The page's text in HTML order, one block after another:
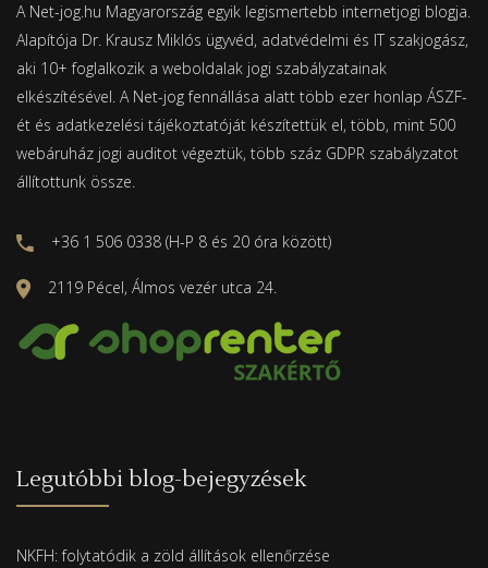
A Net-jog.hu Magyarország egyik legismertebb internetjogi blogja.
Alapítója Dr. Krausz Miklós ügyvéd, adatvédelmi és IT szakjogász,
aki 10+ foglalkozik a weboldalak jogi szabályzatainak
elkészítésével. A Net-jog fennállása alatt több ezer honlap ÁSZF-
ét és adatkezelési tájékoztatóját készítettük el, több, mint 500
webáruház jogi auditot végeztük, több száz GDPR szabályzatot
állítottunk össze.
+36 1 506 0338 (H-P 8 és 20 óra között)
2119 Pécel, Álmos vezér utca 24.
Legutóbbi blog-bejegyzések
NKFH: folytatódik a zöld állítások ellenőrzése